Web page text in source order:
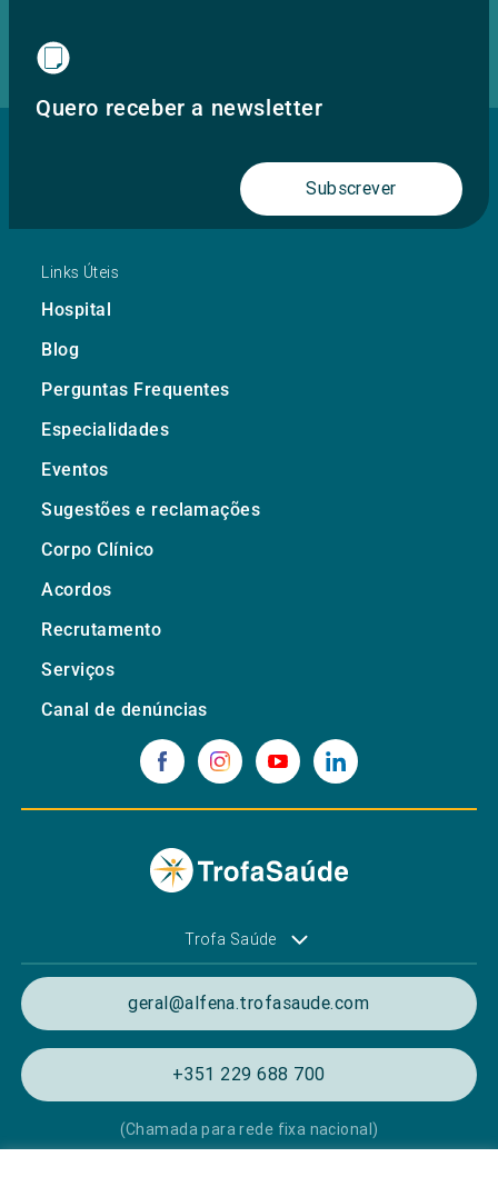
Quero receber a newsletter
Subscrever
Links Úteis
Hospital
Blog
Perguntas Frequentes
Especialidades
Eventos
Sugestões e reclamações
Corpo Clínico
Acordos
Recrutamento
Serviços
Canal de denúncias
Trofa Saúde
geral@alfena.trofasaude.com
+351 229 688 700
(Chamada para rede fixa nacional)